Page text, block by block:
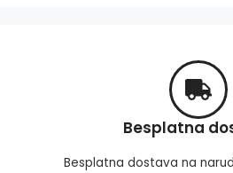
Besplatna
Besplatna dostava na